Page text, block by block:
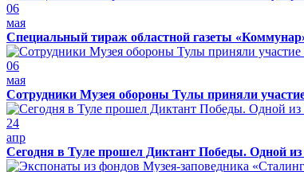
06
мая
Специальный тираж областной газеты
06
мая
Сотрудники Музея обороны Тулы приняли
24
апр
Сегодня в Туле прошел Диктант Победы. Одной